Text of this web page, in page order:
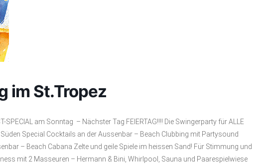
im St.Tropez
SPECIAL am Sonntag – Nächster Tag FEIERTAG!!!! Die Swingerparty für ALLE
Special Cocktails an der Aussenbar – Beach Clubbing mit Partysound
– Beach Cabana Zelte und geile Spiele im heissen Sand! Für Stimmung und
mit 2 Masseuren – Hermann & Bini, Whirlpool, Sauna und Paarespielwiese